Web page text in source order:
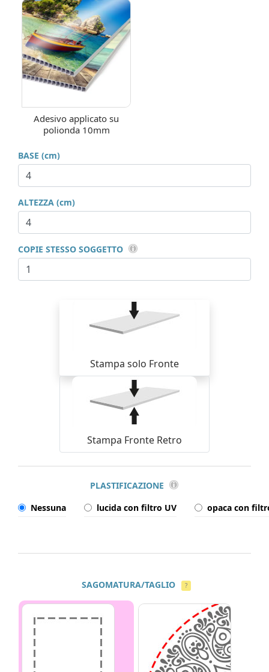
Adesivo applicato su
polionda 10mm
BASE (cm)
ALTEZZA (cm)
COPIE STESSO SOGGETTO
Stampa solo Fronte
Stampa Fronte Retro
PLASTIFICAZIONE
Nessuna
lucida con filtro UV opaca con
SAGOMATURA/TAGLIO ?